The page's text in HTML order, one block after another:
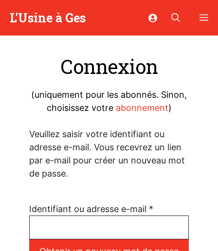
L'Usine à Ges
Connexion
(uniquement pour les abonnés. Sinon,
choisissez votre abonnement)
Veuillez saisir votre identifiant ou
adresse e-mail. Vous recevrez un lien
par e-mail pour créer un nouveau mot
de passe.
Identifiant ou adresse e-mail *